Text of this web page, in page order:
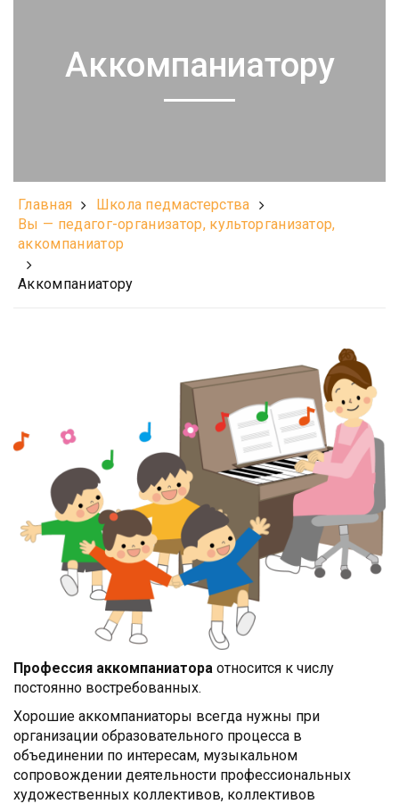
Аккомпаниатору
Главная
Школа педмастерства
Вы — педагог-организатор, культорганизатор,
аккомпаниатор
Аккомпаниатору
Профессия аккомпаниатора относится к числу
постоянно востребованных.
Хорошие аккомпаниаторы всегда нужны при
организации образовательного процесса в
объединении по интересам, музыкальном
сопровождении деятельности профессиональных
художественных коллективов, коллективов